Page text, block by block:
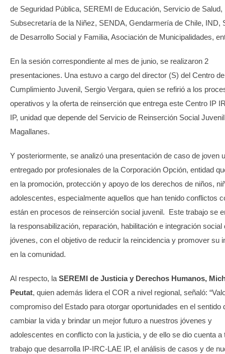
de Seguridad Pública, SEREMI de Educación, Servicio de Salud,
Subsecretaría de la Niñez, SENDA, Gendarmería de Chile, IND,
de Desarrollo Social y Familia, Asociación de Municipalidades,
En la sesión correspondiente al mes de junio, se realizaron 2
presentaciones. Una estuvo a cargo del director (S) del Centro de
Cumplimiento Juvenil, Sergio Vergara, quien se refirió a los
operativos y la oferta de reinserción que entrega este Centro IP
IP, unidad que depende del Servicio de Reinserción Social
Magallanes.
Y posteriormente, se analizó una presentación de caso de joven
entregado por profesionales de la Corporación Opción, entidad
en la promoción, protección y apoyo de los derechos de niños,
adolescentes, especialmente aquellos que han tenido conflictos
están en procesos de reinserción social juvenil. Este trabajo se
la responsabilización, reparación, habilitación e integración social
jóvenes, con el objetivo de reducir la reincidencia y promover su
en la comunidad.
Al respecto, laSEREMI de Justicia y Derechos Humanos,
Peutat, quien además lidera el COR a nivel regional, señaló:
compromiso del Estado para otorgar oportunidades en el sentido
cambiar la vida y brindar un mejor futuro a nuestros jóvenes y
adolescentes en conflicto con la justicia, y de ello se dio cuenta a
trabajo que desarrolla IP-IRC-LAE IP, el análisis de casos y de